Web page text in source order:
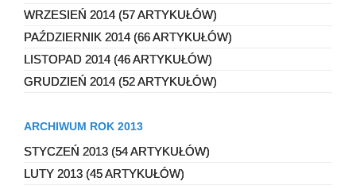
WRZESIEŃ 2014 (57 ARTYKUŁÓW)
PAŹDZIERNIK 2014 (66 ARTYKUŁÓW)
LISTOPAD 2014 (46 ARTYKUŁÓW)
GRUDZIEŃ 2014 (52 ARTYKUŁÓW)
ARCHIWUM ROK 2013
STYCZEŃ 2013 (54 ARTYKUŁÓW)
LUTY 2013 (45 ARTYKUŁÓW)